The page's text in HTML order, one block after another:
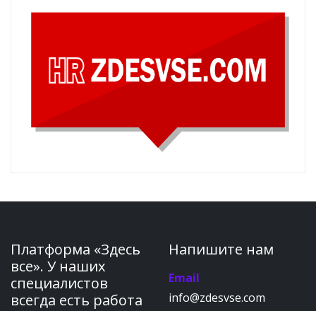
Платформа «Здесь
все». У наших
специалистов
всегда есть работа
Напишите нам
Email
info@zdesvse.com